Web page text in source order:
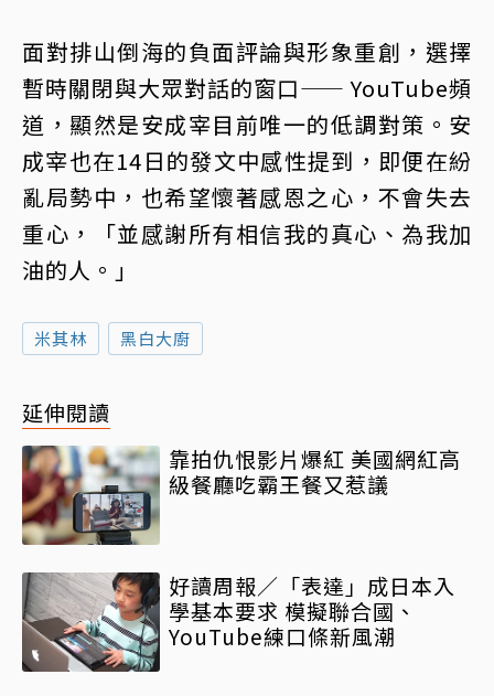
面對排山倒海的負面評論與形象重創，選擇
暫時關閉與大眾對話的窗口—— YouTube頻
道，顯然是安成宰目前唯一的低調對策。安
成宰也在14日的發文中感性提到，即便在紛
亂局勢中，也希望懷著感恩之心，不會失去
重心，「並感謝所有相信我的真心、為我加
油的人。」
米其林 黑白大廚
延伸閱讀
靠拍仇恨影片爆紅 美國網紅高
級餐廳吃霸王餐又惹議
好讀周報／「表達」成日本入
學基本要求 模擬聯合國、
YouTube練口條新風潮